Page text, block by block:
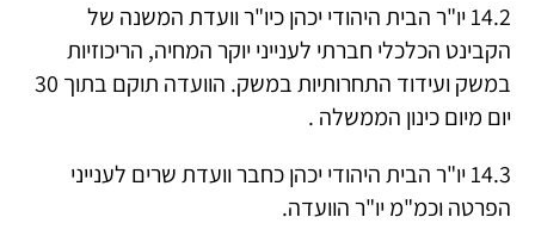
14.2 יו"ר הבית היהודי יכהן כיו"ר וועדת המשנה של
הקבינט הכלכלי חברתי לענייני יוקר המחיה, הריכוזיות
במשק ועידוד התחרותיות במשק. הוועדה תוקם בתוך 30
יום מיום כינון הממשלה .
14.3 יו"ר הבית היהודי יכהן כחבר וועדת שרים לענייני
הפרטה וכמ"מ יו"ר הוועדה.